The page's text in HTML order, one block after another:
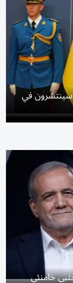
سينتشرون في
خامنئي